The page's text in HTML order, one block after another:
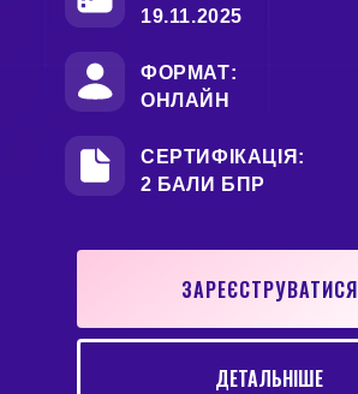
ЗАРЕЄСТРУВАТИСЯ
2 БАЛИ БПР
СЕРТИФІКАЦІЯ:
ОНЛАЙН
ФОРМАТ:
19.11.2025
ДЕТАЛЬНІШЕ